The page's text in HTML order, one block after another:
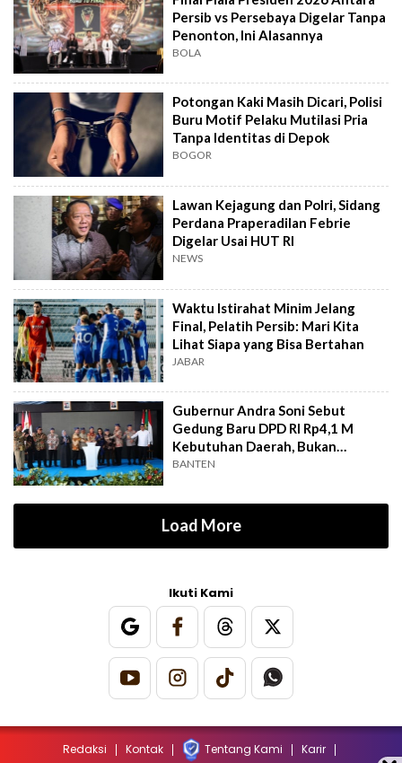
Persib vs Persebaya Digelar Tanpa
Penonton, Ini Alasannya
BOLA
Potongan Kaki Masih Dicari, Polisi
Buru Motif Pelaku Mutilasi Pria
Tanpa Identitas di Depok
BOGOR
Lawan Kejagung dan Polri, Sidang
Perdana Praperadilan Febrie
Digelar Usai HUT RI
NEWS
Waktu Istirahat Minim Jelang
Final, Pelatih Persib: Mari Kita
Lihat Siapa yang Bisa Bertahan
JABAR
Gubernur Andra Soni Sebut
Gedung Baru DPD RI Rp4,1 M
Kebutuhan Daerah, Bukan
Senator
BANTEN
Load More
Ikuti Kami
Redaksi Kontak Tentang Kami Karir